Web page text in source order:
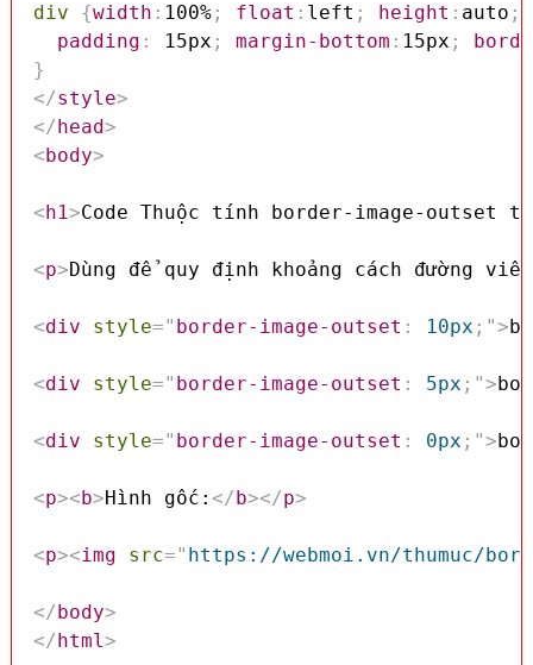
div {width : 100%; float : left ; height : auto ;
padding : 15px ; margin-bottom : 15px ;
}
</style>
</head>
<body>
<h1>Code Thuộc tính border-image-outset
<p>Dùng để quy định khoảng cách đường
<div style=" border-image-outset : 10px ; ">
<div style=" border-image-outset : 5px ; ">
<div style=" border-image-outset : 0px ; ">
<p><b>Hình gốc: </b></p>
<p><img src=" https://webmoi.vn/thumuc/
</body>
</html>